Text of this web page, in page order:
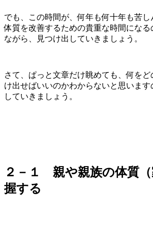
でも、この時間が、何年も何十年も苦
体質を改善するための貴重な時間にな
ながら、見つけ出していきましょう。
さて、ぱっと文章だけ眺めても、何を
け出せばいいのかわからないと思います
していきましょう。
２－１ 親や親族の体質
握する